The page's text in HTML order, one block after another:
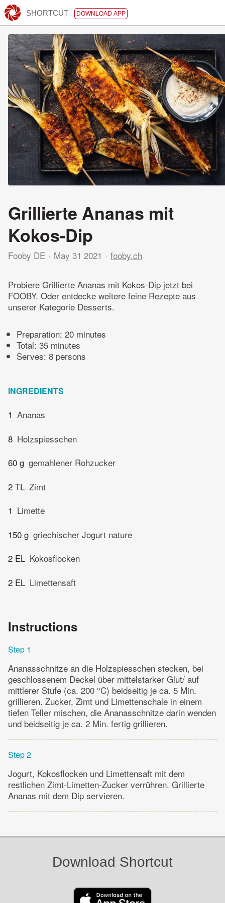
SHORTCUT DOWNLOAD APP
Grillierte Ananas mit
Kokos-Dip
Fooby DE May 31 2021 fooby.ch
Probiere Grillierte Ananas mit Kokos-Dip jetzt bei
FOOBY. Oder entdecke weitere feine Rezepte aus
unserer Kategorie Desserts.
Preparation: 20 minutes
Total: 35 minutes
Serves: 8 persons
INGREDIENTS
1 Ananas
8 Holzspiesschen
60 g gemahlener Rohzucker
2 TL Zimt
1 Limette
150 g griechischer Jogurt nature
2 EL Kokosflocken
2 EL Limettensaft
Instructions
Step 1
Ananasschnitze an die Holzspiesschen stecken, bei
geschlossenem Deckel über mittelstarker Glut/ auf
mittlerer Stufe (ca. 200 °C) beidseitig je ca. 5 Min.
grillieren. Zucker, Zimt und Limettenschale in einem
tiefen Teller mischen, die Ananasschnitze darin wenden
und beidseitig je ca. 2 Min. fertig grillieren.
Step 2
Jogurt, Kokosflocken und Limettensaft mit dem
restlichen Zimt-Limetten-Zucker verrühren. Grillierte
Ananas mit dem Dip servieren.
Download Shortcut